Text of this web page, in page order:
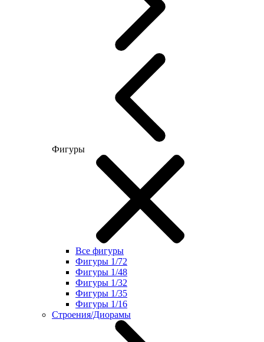
Фигуры
Все фигуры
Фигуры 1/72
Фигуры 1/48
Фигуры 1/32
Фигуры 1/35
Фигуры 1/16
Строения/Диорамы